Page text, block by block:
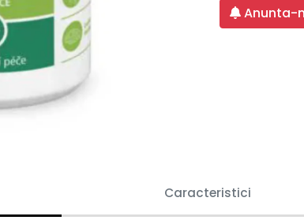
Anunta-
Caracteristici